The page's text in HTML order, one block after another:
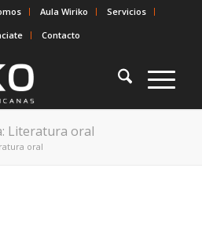
Aula Wiriko
Servicios
Contacto
Literatura oral
oral